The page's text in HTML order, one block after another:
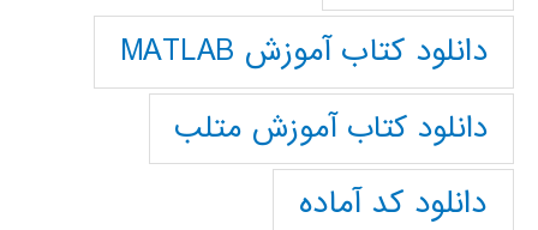
دانلود کتاب آموزش MATLAB
دانلود کتاب آموزش متلب
دانلود کد آماده